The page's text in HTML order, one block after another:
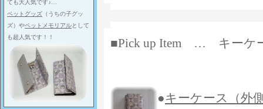
ても大人気です♪…
ペットグッズ （うちの子グッ
ズ）やペットメモリアルとして
も超人気です！！
■Pick up Item … キーケ
●キーケース（外